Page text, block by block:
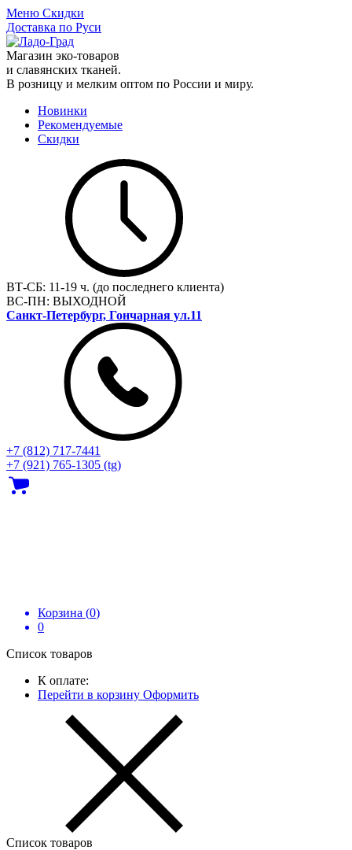
Меню Скидки
Доставка по Руси
Магазин эко-товаров
и славянских тканей.
В розницу и мелким оптом по России и миру.
Новинки
Рекомендуемые
Скидки
ВТ-СБ: 11-19 ч. (до последнего клиента)
ВС-ПН: ВЫХОДНОЙ
Санкт-Петербург, Гончарная ул.11
+7 (812) 717‑7441
+7 (921) 765-1305 (tg)
Корзина (0)
0
Список товаров
К оплате:
Перейти в корзину Оформить
Список товаров